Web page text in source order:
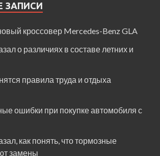
ЗАПИСИ
кроссовер Mercedes-Benz GLA
о различиях в составе летних и
правила труда и отдыха
ошибки при покупке автомобиля с
как понять, что тормозные
замены